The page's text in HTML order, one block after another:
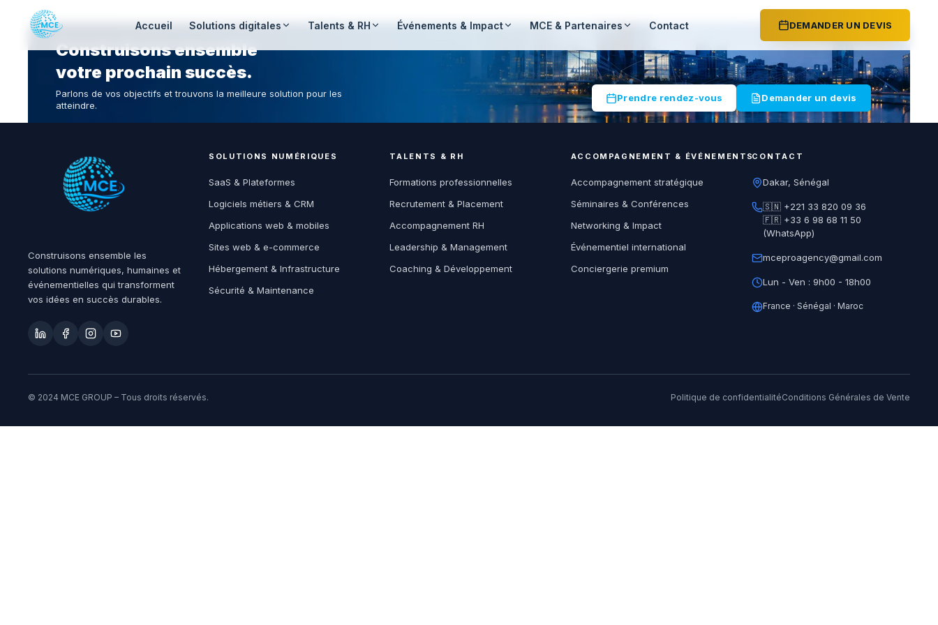
Accueil Solutions digitales Talents & RH Événements & Impact MCE & Partenaires Contact DEMANDER UN DEVIS
Construisons ensemble
votre prochain succès.
Parlons de vos objectifs et trouvons la meilleure solution pour les
atteindre.
Prendre rendez-vous Demander un devis
Construisons ensemble les
solutions numériques, humaines et
événementielles qui transforment
vos idées en succès durables.
SOLUTIONS NUMÉRIQUES
SaaS & Plateformes
Logiciels métiers & CRM
Applications web & mobiles
Sites web & e-commerce
Hébergement & Infrastructure
Sécurité & Maintenance
TALENTS & RH
Formations professionnelles
Recrutement & Placement
Accompagnement RH
Leadership & Management
Coaching & Développement
ACCOMPAGNEMENT & ÉVÉNEMENTS
Accompagnement stratégique
Séminaires & Conférences
Networking & Impact
Événementiel international
Conciergerie premium
CONTACT
Dakar, Sénégal
🇸🇳 +221 33 820 09 36
🇫🇷 +33 6 98 68 11 50
(WhatsApp)
mceproagency@gmail.com
Lun - Ven : 9h00 - 18h00
France · Sénégal · Maroc
© 2024 MCE GROUP – Tous droits réservés. Politique de confidentialitéConditions Générales de Vente